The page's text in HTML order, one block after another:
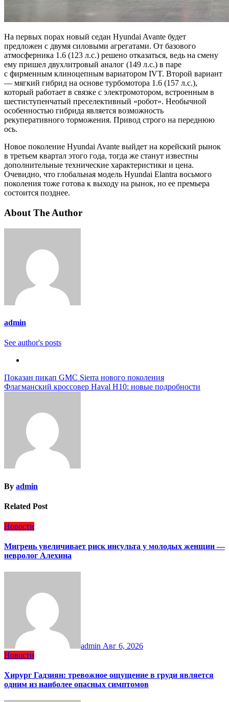
На первых порах новый седан Hyundai Avante будет
предложен с двумя силовыми агрегатами. От базового
атмосферника 1.6 (123 л.с.) решено отказаться, ведь на смену
ему пришел двухлитровый аналог (149 л.с.) в паре
с фирменным клиноцепным вариатором IVT. Второй вариант
— мягкий гибрид на основе турбомотора 1.6 (157 л.с.),
который работает в связке с электромотором, встроенным в
шестиступенчатый преселективный «робот». Необычной
особенностью гибрида является возможность
рекуперативного торможения. Привод строго на переднюю
ось.
Новое поколение Hyundai Avante выйдет на корейский рынок
в третьем квартал этого года, тогда же станут известны
дополнительные технические характеристики и цена.
Очевидно, что глобальная модель Hyundai Elantra восьмого
поколения тоже готова к выходу на рынок, но ее премьера
состоится позднее.
About The Author
admin
See author's posts
Навигация
по
Показан пикап GMC Sierra нового поколения
Флагманский кроссовер Haval H10: новые подробности
By admin
Related Post
Новости
Мигрень увеличивает риск инсульта у молодых женщин —
невролог Алехина
admin Авг 6, 2026
Новости
Хирург Гадзиян: тревожное ощущение в груди является
одним из наиболее опасных симптомов